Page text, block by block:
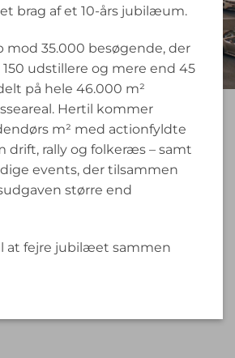
brag af et 10-års jubilæum.
mod 35.000 besøgende, der
150 udstillere og mere end 45
på hele 46.000 m²
Hertil kommer
m² med actionfyldte
drift, rally og folkeræs – samt
events, der tilsammen
større end
at fejre jubilæet sammen